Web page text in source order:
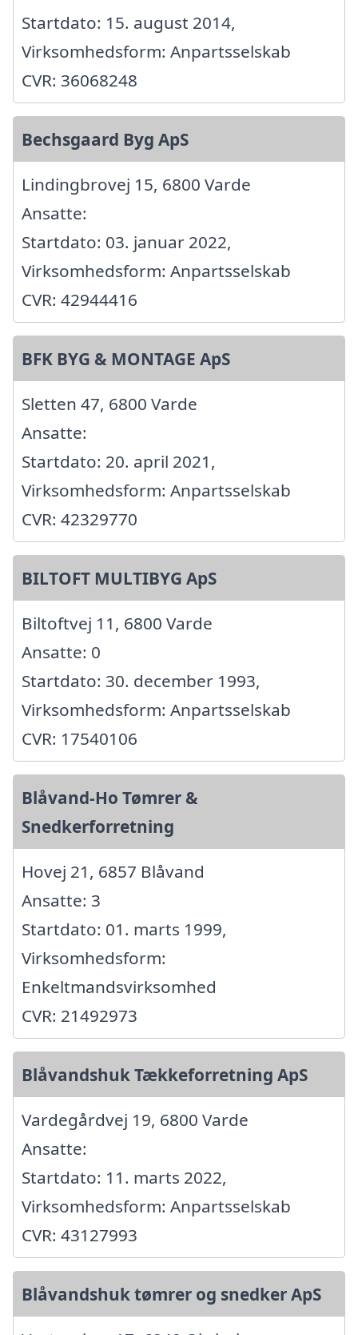
Startdato: 15. august 2014,
Virksomhedsform: Anpartsselskab
CVR: 36068248
Bechsgaard Byg ApS
Lindingbrovej 15, 6800 Varde
Ansatte:
Startdato: 03. januar 2022,
Virksomhedsform: Anpartsselskab
CVR: 42944416
BFK BYG & MONTAGE ApS
Sletten 47, 6800 Varde
Ansatte:
Startdato: 20. april 2021,
Virksomhedsform: Anpartsselskab
CVR: 42329770
BILTOFT MULTIBYG ApS
Biltoftvej 11, 6800 Varde
Ansatte: 0
Startdato: 30. december 1993,
Virksomhedsform: Anpartsselskab
CVR: 17540106
Blåvand-Ho Tømrer &
Snedkerforretning
Hovej 21, 6857 Blåvand
Ansatte: 3
Startdato: 01. marts 1999,
Virksomhedsform:
Enkeltmandsvirksomhed
CVR: 21492973
Blåvandshuk Tækkeforretning ApS
Vardegårdvej 19, 6800 Varde
Ansatte:
Startdato: 11. marts 2022,
Virksomhedsform: Anpartsselskab
CVR: 43127993
Blåvandshuk tømrer og snedker ApS